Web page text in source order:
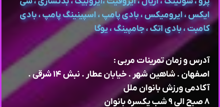
ایکس ، ایرومیکس ، بادی پامپ ، اسپینینگ پامپ ، بادی
کامبت ، بادی اتک ، جامپینگ ، یوگا
آدرس و زمان تمرینات مربی :
اصفهان . شاهین شهر . خیابان عطار . نبش ۱۴ شرقی .
آکادمی ورزش بانوان ملل
۸ صبح الی ۹ شب یکسره بانوان